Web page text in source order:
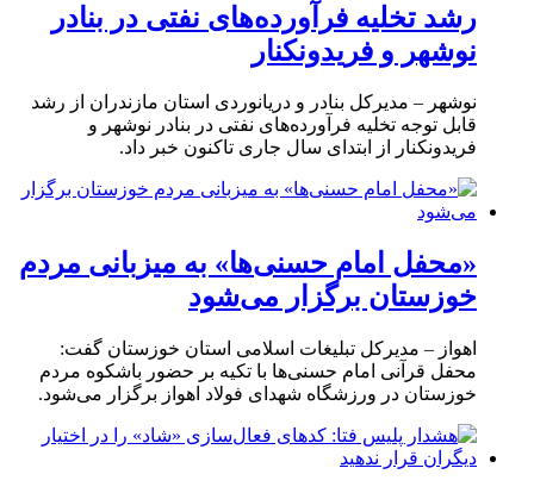
رشد تخلیه فرآورده‌های نفتی در بنادر
نوشهر و فریدونکنار
نوشهر – مدیرکل بنادر و دریانوردی استان مازندران از رشد
قابل توجه تخلیه فرآورده‌های نفتی در بنادر نوشهر و
فریدونکنار از ابتدای سال جاری تاکنون خبر داد.
«محفل امام حسنی‌ها» به میزبانی مردم
خوزستان برگزار می‌شود
اهواز – مدیرکل تبلیغات اسلامی استان خوزستان گفت:
محفل قرآنی امام حسنی‌ها با تکیه بر حضور باشکوه مردم
خوزستان در ورزشگاه شهدای فولاد اهواز برگزار می‌شود.